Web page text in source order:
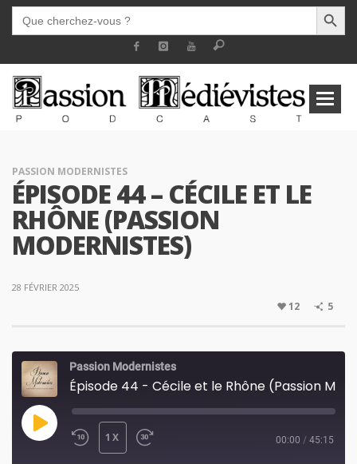
SEARCH
FOR:
SEARCH
PASSION MODERNISTES
ÉPISODE 44 – CÉCILE ET LE
RHÔNE (PASSION
MODERNISTES)
28 FÉVRIER 2025
12 5
Passion Modernistes
PLAY
1X 00:00 / 45:15